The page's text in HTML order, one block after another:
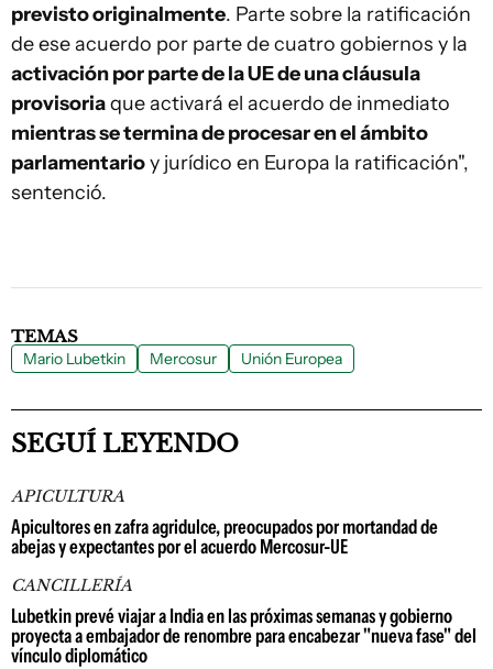
previsto originalmente. Parte sobre la ratificación
de ese acuerdo por parte de cuatro gobiernos y la
activación por parte de la UE de una cláusula
provisoriaque activará el acuerdo de inmediato
mientras se termina de procesar en el ámbito
parlamentarioy jurídico en Europa la ratificación",
sentenció.
TEMAS
Mario Lubetkin Mercosur Unión Europea
SEGUÍ LEYENDO
APICULTURA
Apicultores en zafra agridulce, preocupados por mortandad de
abejas y expectantes por el acuerdo Mercosur-UE
CANCILLERÍA
Lubetkin prevé viajar a India en las próximas semanas y gobierno
proyecta a embajador de renombre para encabezar "nueva fase" del
vínculo diplomático